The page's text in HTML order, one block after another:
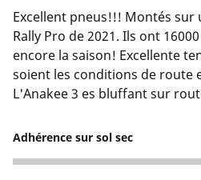
Excellent pneus!!! Montés sur
Rally Pro de 2021. Ils ont
encore la saison! Excellente
soient les conditions de route
L'Anakee 3 es bluffant sur
Adhérence sur sol sec
5